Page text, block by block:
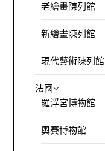
老繪畫陳列館
新繪畫陳列館
現代藝術陳列館
法國
羅浮宮博物館
奧賽博物館